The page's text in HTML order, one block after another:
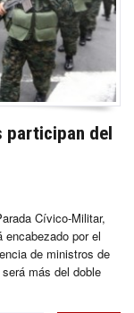
participan del
Cívico-Militar,
por el
de ministros de
más del doble